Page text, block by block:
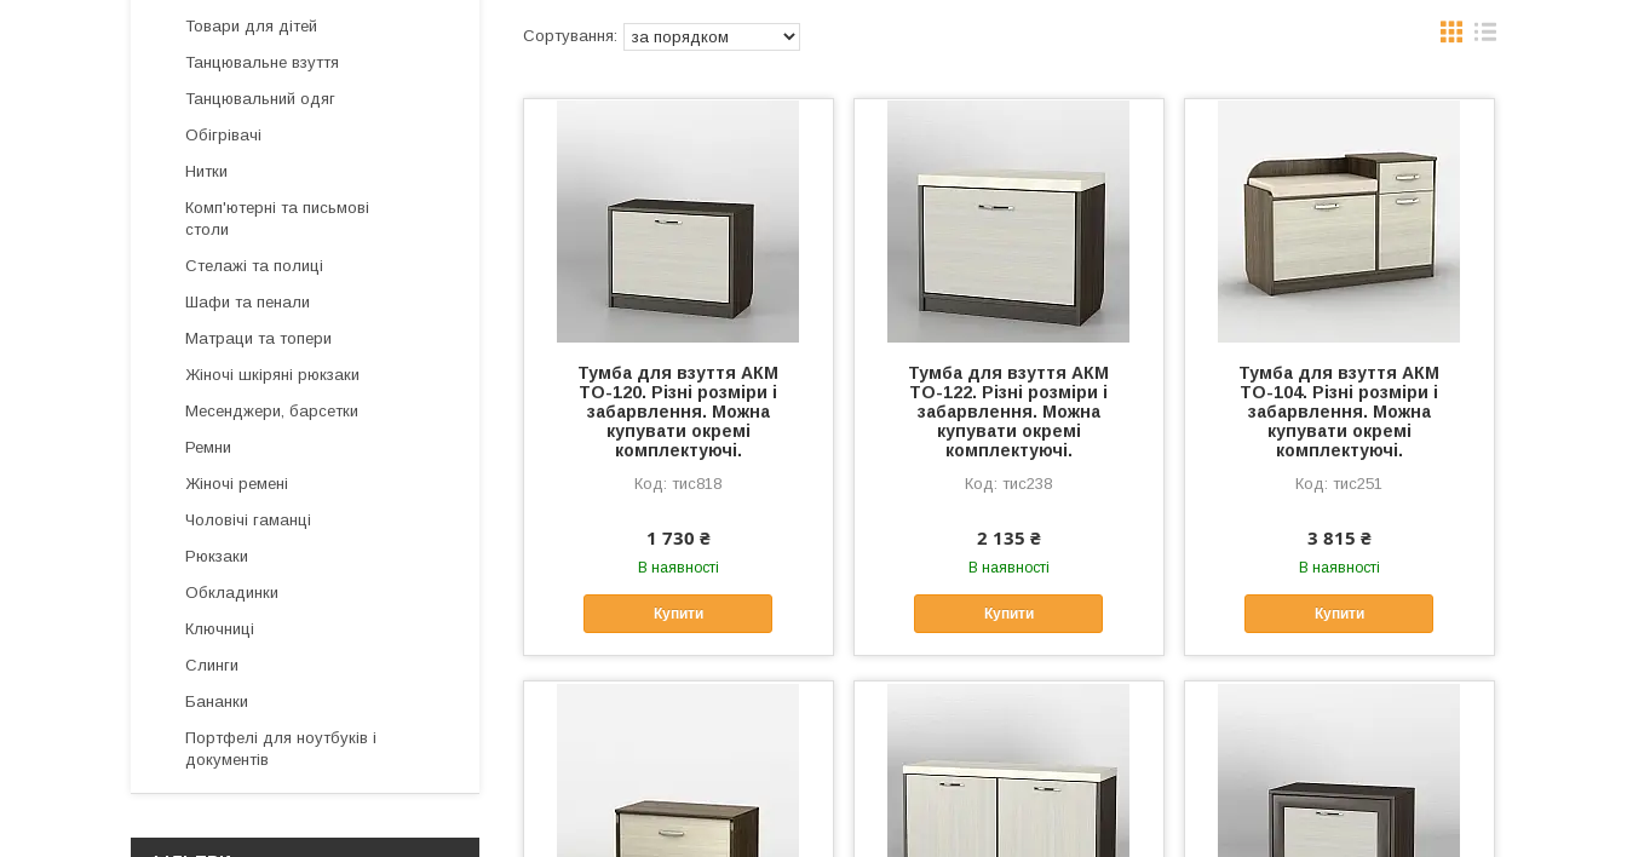
Тумба для взуття АКМ
ТО-120. Різні розміри і
забарвлення. Можна
купувати окремі
комплектуючі.
тис818
1 730 ₴
В наявності
Купити
Тумба для взуття АКМ
ТО-122. Різні розміри і
забарвлення. Можна
купувати окремі
комплектуючі.
тис238
2 135 ₴
В наявності
Купити
Тумба для взуття АКМ
ТО-104. Різні розміри і
забарвлення. Можна
купувати окремі
комплектуючі.
тис251
3 815 ₴
В наявності
Купити
Товари для дітей
Танцювальне взуття
Танцювальний одяг
Обігрівачі
Нитки
Комп'ютерні та письмові
столи
Стелажі та полиці
Шафи та пенали
Матраци та топери
Жіночі шкіряні рюкзаки
Месенджери, барсетки
Ремни
Жіночі ремені
Чоловічі гаманці
Рюкзаки
Обкладинки
Ключниці
Слинги
Бананки
Портфелі для ноутбуків і
документів